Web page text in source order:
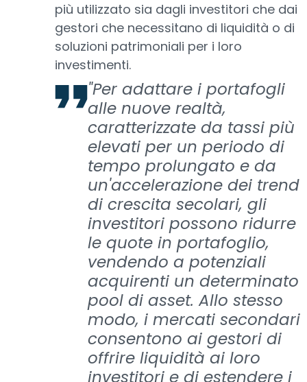
più utilizzato sia dagli investitori che dai
gestori che necessitano di liquidità o di
soluzioni patrimoniali per i loro
investimenti.
"Per adattare i portafogli
alle nuove realtà,
caratterizzate da tassi più
elevati per un periodo di
tempo prolungato e da
un'accelerazione dei trend
di crescita secolari, gli
investitori possono ridurre
le quote in portafoglio,
vendendo a potenziali
acquirenti un determinato
pool di asset. Allo stesso
modo, i mercati secondari
consentono ai gestori di
offrire liquidità ai loro
investitori e di estendere i